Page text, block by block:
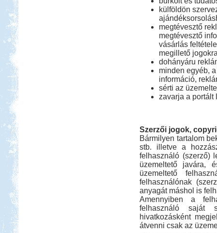
külföldön
megtévesztő
megtévesztő
vásárlás
megillető
dohányáru
minden egyéb,
információ,
sérti az
zavarja a portált
Szerzői jogok,
Bármilyen tartalom
stb. illetve a
felhasználó (szerző)
üzemeltető javára,
üzemeltető
felhasználónak
anyagát máshol is
Amennyiben a
felhasználó saját
hivatkozásként
átvenni csak az